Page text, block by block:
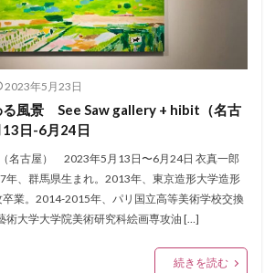
2023年5月23日
風景 See Saw gallery + hibit（名古
13日-6月24日
（名古屋） 2023年5月13日〜6月24日 衣真一郎
、群馬県生まれ。2013年、東京造形大学造形
業。2014-2015年、パリ国立高等美術学校交換
術大学大学院美術研究科絵画専攻油 […]
続きを読む